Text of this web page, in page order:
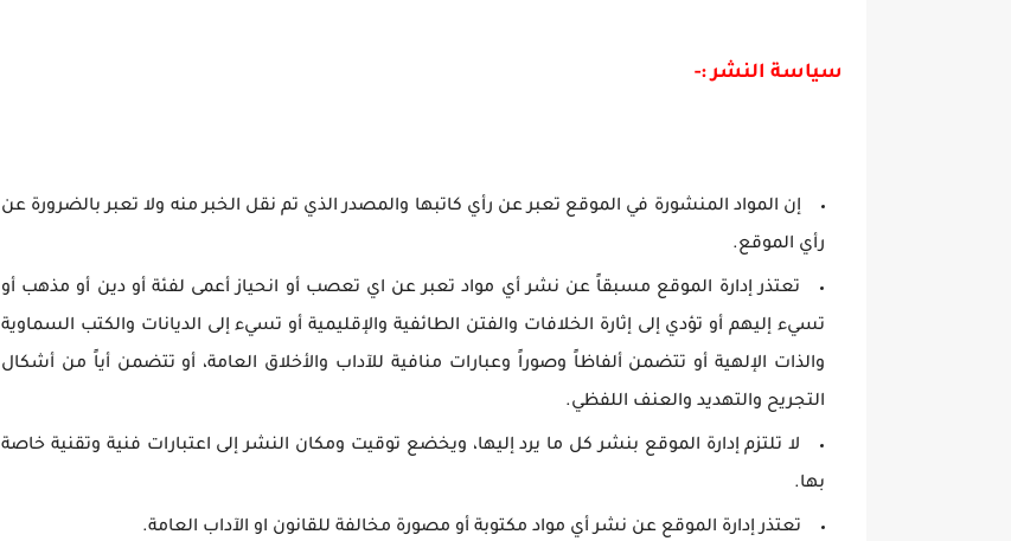
سياسة النشر :-
إن المواد المنشورة في الموقع تعبر عن رأي كاتبها والمصدر الذي تم نقل الخبر منه ولا تعبر بالضرورة عن
رأي الموقع.
تعتذر إدارة الموقع مسبقاً عن نشر أي مواد تعبر عن اي تعصب أو انحياز أعمى لفئة أو دين أو مذهب أو
تسيء إليهم أو تؤدي إلى إثارة الخلافات والفتن الطائفية والإقليمية أو تسيء إلى الديانات والكتب السماوية
والذات الإلهية أو تتضمن ألفاظاً وصوراً وعبارات منافية للآداب والأخلاق العامة، أو تتضمن أياً من أشكال
التجريح والتهديد والعنف اللفظي.
لا تلتزم إدارة الموقع بنشر كل ما يرد إليها، ويخضع توقيت ومكان النشر إلى اعتبارات فنية وتقنية خاصة
بها.
تعتذر إدارة الموقع عن نشر أي مواد مكتوبة أو مصورة مخالفة للقانون او الآداب العامة.